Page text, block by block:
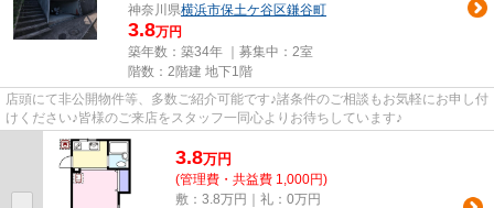
神奈川県横浜市保土ケ谷区鎌谷町
3.8万円
築年数：築34年 ｜募集中： 2室
階数：2階建 地下1階
店頭にて非公開物件等、多数ご紹介可能です♪諸条件のご相談もお気軽にお申し付
けください♪皆様のご来店をスタッフ一同心よりお待ちしています♪
3.8万円
(管理費・共益費 1,000円)
敷：3.8万円｜礼：0万円